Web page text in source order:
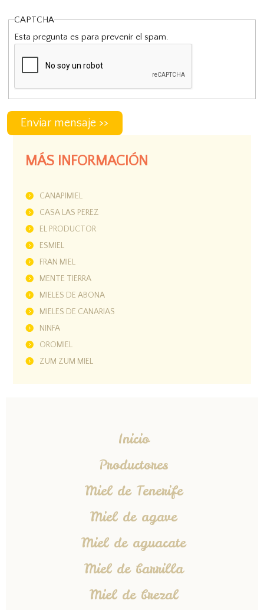
CAPTCHA
Esta pregunta es para prevenir el spam.
MÁS INFORMACIÓN
CANAPIMIEL
CASA LAS PEREZ
EL PRODUCTOR
ESMIEL
FRAN MIEL
MENTE TIERRA
MIELES DE ABONA
MIELES DE CANARIAS
NINFA
OROMIEL
ZUM ZUM MIEL
Inicio
Productores
Miel de Tenerife
Miel de agave
Miel de aguacate
Miel de barrilla
Miel de brezal